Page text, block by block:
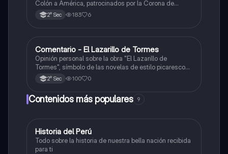
Colón a América, patrocinados por la Corona de
Castilla, destacando sus objetivos, rutas y
descubrimientos.
2° Sec 183 6
Castellano
Comentario - El Lazarillo de Tormes
Opinión personal sobre la obra "El Lazarillo de
Tormes", símbolo de las novelas de estilo picaresco
en la literatura española.
2° Sec 100 0
Contenidos más populares 9
Ciencias Sociales
Historia del Perú
Todo sobre la historia de nuestra bella nación recibida
para ti